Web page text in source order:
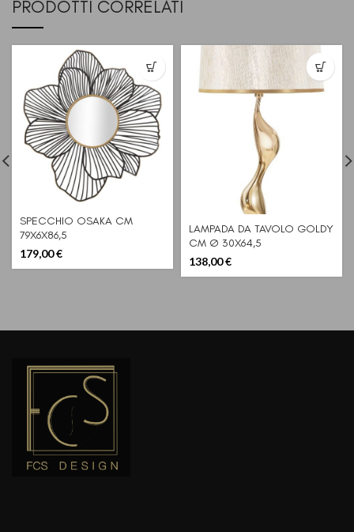
PRODOTTI CORRELATI
SPECCHIO OSAKA CM
79X6X86,5
179,00€
LAMPADA DA TAVOLO GOLDY
CM Ø 30X64,5
138,00€